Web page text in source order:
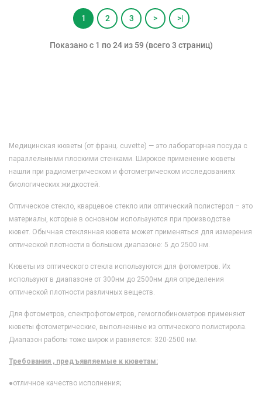
1 2 3 > >|
Показано с 1 по 24 из 59 (всего 3 страниц)
Медицинская кюветы (от франц. cuvette) — это лабораторная посуда с
параллельными плоскими стенками. Широкое применение кюветы
нашли при радиометрическом и фотометрическом исследованиях
биологических жидкостей.
Оптическое стекло, кварцевое стекло или оптический полистерол – это
материалы, которые в основном используются при производстве
кювет. Обычная стеклянная кювета может применяться для измерения
оптической плотности в большом диапазоне: 5 до 2500 нм.
Кюветы из оптического стекла используются для фотометров. Их
используют в диапазоне от 300нм до 2500нм для определения
оптической плотности различных веществ.
Для фотометров, спектрофотометров, гемоглобинометров применяют
кюветы фотометрические, выполненные из оптического полистирола.
Диапазон работы тоже широк и равняется: 320-2500 нм.
Требования , предъявляемые к кюветам:
●отличное качество исполнения;